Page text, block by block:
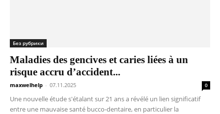
Без рубрики
Maladies des gencives et caries liées à un
risque accru d’accident...
maxwelhelp - 07.11.2025 0
Une nouvelle étude s'étalant sur 21 ans a révélé un lien significatif
entre une mauvaise santé bucco-dentaire, en particulier la